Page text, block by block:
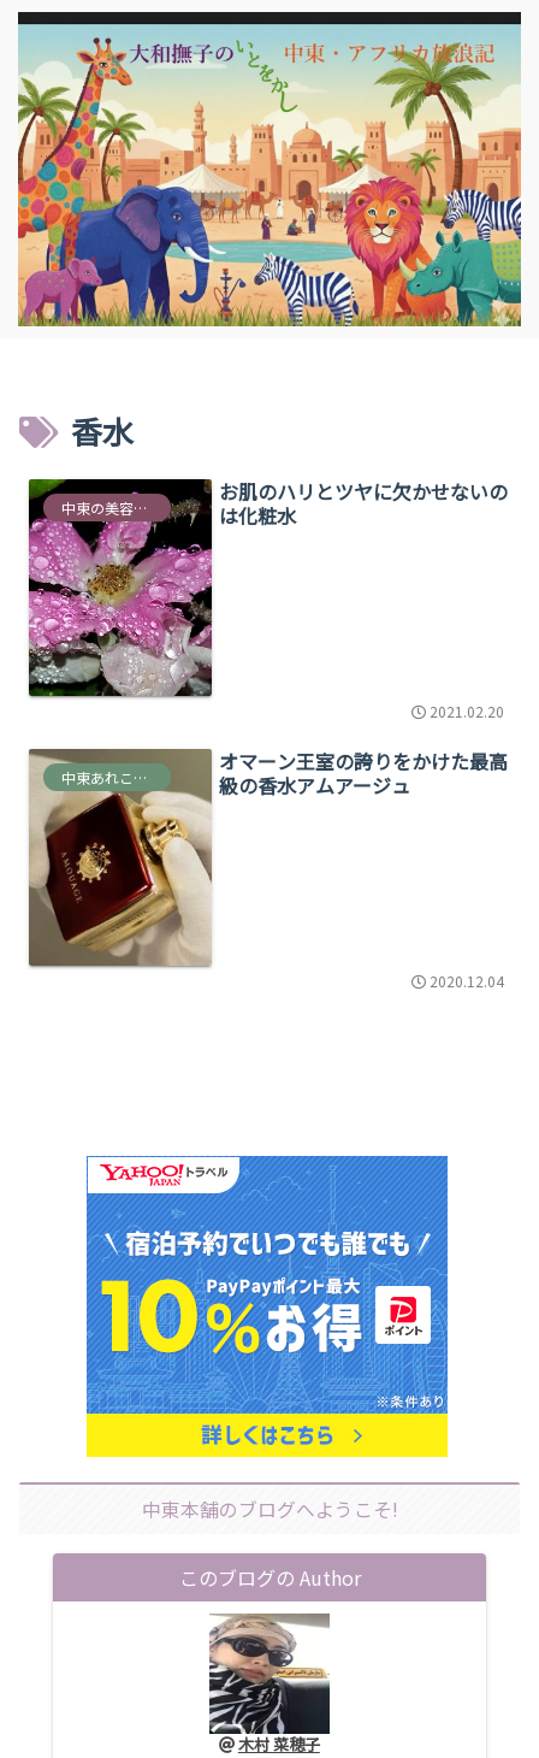
香水
中東の美容情報
お肌のハリとツヤに欠かせないの
は化粧水
2021.02.20
中東あれこれ雑多な情報
オマーン王室の誇りをかけた最高
級の香水アムアージュ
2020.12.04
中東本舗のブログへようこそ!
このブログの Author
木村 菜穂子